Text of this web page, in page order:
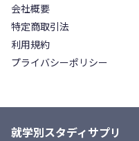
会社概要
特定商取引法
利用規約
プライバシーポリシー
就学別スタディサプリ